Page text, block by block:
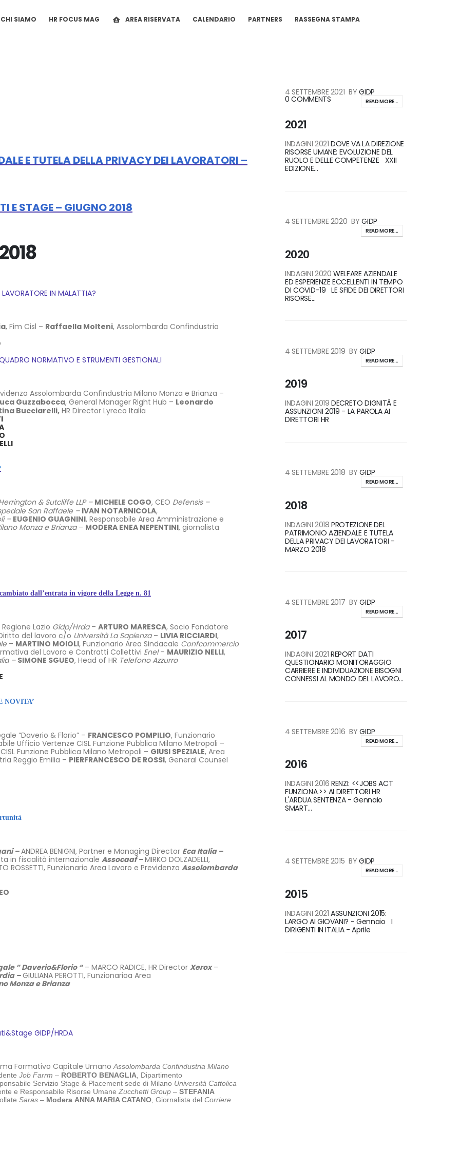
CHI SIAMO HR FOCUS MAG AREA RISERVATA CALENDARIO PARTNERS RASSEGNA STAMPA
E TUTELA DELLA PRIVACY DEI LAVORATORI –
E STAGE – GIUGNO 2018
LAVORATORE IN MALATTIA?
, Fim Cisl – Raffaella Molteni, Assolombarda Confindustria
NORMATIVO E STRUMENTI GESTIONALI
Assolombarda Confindustria Milano Monza e Brianza –
Guzzabocca, General Manager Right Hub – Leonardo
Bucciarelli, HR Director Lyreco Italia
& Sutcliffe LLP – MICHELE COGO, CEO Defensis –
San Raffaele – IVAN NOTARNICOLA,
– EUGENIO GUAGNINI, Responsabile Area Amministrazione e
Monza e Brianza– MODERA ENEA NEPENTINI, giornalista
dall’entrata in vigore della Legge n. 81
Lazio Gidp/Hrda– ARTURO MARESCA, Socio Fondatore
del lavoro c/o Università La Sapienza– LIVIA RICCIARDI,
– MARTINO MOIOLI, Funzionario Area Sindacale Confcommercio
del Lavoro e Contratti Collettivi Enel– MAURIZIO NELLI,
– SIMONE SGUEO, Head of HR Telefono Azzurro
NOVITA’
“Daverio & Florio” – FRANCESCO POMPILIO, Funzionario
Ufficio Vertenze CISL Funzione Pubblica Milano Metropoli –
Funzione Pubblica Milano Metropoli – GIUSI SPEZIALE, Area
Reggio Emilia – PIERFRANCESCO DE ROSSI, General Counsel
–ANDREA BENIGNI, Partner e Managing Director Eca Italia –
in fiscalità internazionale Assocaaf –MIRKO DOLZADELLI,
ROSSETTI, Funzionario Area Lavoro e Previdenza Assolombarda
” Daverio&Florio “– MARCO RADICE, HR Director Xerox–
–GIULIANA PEROTTI, Funzionarioa Area
Monza e Brianza
GIDP/HRDA
Formativo Capitale Umano Assolombarda Confindustria Milano
Job Farrm – ROBERTO BENAGLIA, Dipartimento
Servizio Stage & Placement sede di Milano Università Cattolica
e Responsabile Risorse UmaneZucchetti Group – STEFANIA
Saras – Modera ANNA MARIA CATANO, Giornalista del Corriere
4 SETTEMBRE 2021 BYGIDP
0 COMMENTS READ MORE...
2021
INDAGINI 2021DOVE VA LA DIREZIONE
RISORSE UMANE: EVOLUZIONE DEL
RUOLO E DELLE COMPETENZE XXII
EDIZIONE...
4 SETTEMBRE 2020 BYGIDP
READ MORE...
2020
INDAGINI 2020WELFARE AZIENDALE
ED ESPERIENZE ECCELLENTI IN TEMPO
DI COVID-19 LE SFIDE DEI DIRETTORI
RISORSE...
4 SETTEMBRE 2019 BYGIDP
READ MORE...
2019
INDAGINI 2019DECRETO DIGNITÀ E
ASSUNZIONI 2019 - LA PAROLA AI
DIRETTORI HR
4 SETTEMBRE 2018 BYGIDP
READ MORE...
2018
INDAGINI 2018PROTEZIONE DEL
PATRIMONIO AZIENDALE E TUTELA
DELLA PRIVACY DEI LAVORATORI -
MARZO 2018
4 SETTEMBRE 2017 BYGIDP
READ MORE...
2017
INDAGINI 2021REPORT DATI
QUESTIONARIO MONITORAGGIO
CARRIERE E INDIVIDUAZIONE BISOGNI
CONNESSI AL MONDO DEL LAVORO...
4 SETTEMBRE 2016 BYGIDP
READ MORE...
2016
INDAGINI 2016RENZI: <<JOBS ACT
FUNZIONA.>> AI DIRETTORI HR
L'ARDUA SENTENZA - Gennaio
SMART...
4 SETTEMBRE 2015 BYGIDP
READ MORE...
2015
INDAGINI 2021ASSUNZIONI 2015:
LARGO AI GIOVANI? - Gennaio I
DIRIGENTI IN ITALIA - Aprile